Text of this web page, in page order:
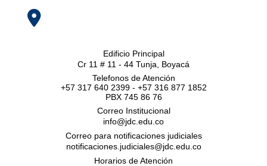
Edificio Principal
Cr 11 # 11 - 44 Tunja, Boyacá
Telefonos de Atención
+57 317 640 2399 - +57 316 877 1852
PBX 745 86 76
Correo Institucional
info@jdc.edu.co
Correo para notificaciones judiciales
notificaciones.judiciales@jdc.edu.co
Horarios de Atención